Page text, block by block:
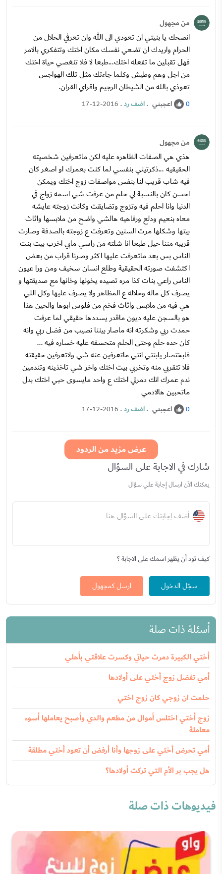
من مجهول
انصحك يا بنيتي ان تعودي الى الله وان تعرفي الحلال من
الحرام واريدك ان تضعي نفسك مكان اختك وتتفكري بالامر
فهل تقبلين ما تفعله اختك...طبعا لا فلا تنغصي حياة اختك
من اجل وهم وطيش وكلما جاءتك مثل تلك الهواجس
تعوذي بالله من الشيطان الرجيم واقراي القران.
0 اعجبني .اضف رد.
17-12-2016
من مجهول
هذي هي الصفات الظاهره عليه لكن ماتعرفين شخصيته
الحقيقيه ...ذكرتيني بنفسي لما كنت بعمرك او اصغر كان
فيه شاب قريب لنا بنفس مواصفات زوج اختك ويمكن
احسن كان بالنسبة لي حلم من عرفت شي اسمه زواج في
الدنيا وانا احلم فيه وتزوج وتضايقت وكانت زوجته عايشه
معاه بنعيم ودلع ورفاهيه هالشي واضح من ملابسها واثاث
بيتها وشكلها مرت السنين وتعرفت ع زوجته بالصدفة وصارت
قريبه مننا حيل طبعا انا شلته من راسي مابي اخرب بيت بنت
الناس بس بعد ماتعرفت عليها اكثر وصرنا قراب من بعض
اكتشفت صورته الحقيقية وطلع انسان سخيف ومن ورا عيون
الناس راعي بنات كذا مره تصيده يخونها وخانها مع صديقتها و
يصرف كل ماله وحلاله ع المظاهر ولا يصرف عليها وكل اللي
هي فيه من ملابس واثاث فخم من فلوس ابوها والحين هذا
هو بالسجن عليه ديون ماقدر يسددها حقيقي لما عرفت
حمدت ربي وشكرته انه ماصار بيننا نصيب من فضل ربي وانه
كان حده حلم وحتى الحلم متحسفه عليه خساره فيه ...
فابختصار يابنتي انتي ماتعرفين عنه شي ولاتعرفين حقيقته
فلا تتقربي منه وتخربي بيت اختك واخر شي تاخذينه وتندمين
ندم عمرك انك دمرتي اختك ع واحد مايسوى حبي اختك بدل
ماتحبين هالادمي
0 اعجبني .اضف رد.
17-12-2016
عرض مزيد من الردود
شارك في الاجابة على السؤال
يمكنك الآن ارسال إجابة علي سؤال
أضف إجابتك على السؤال هنا
كيف تود أن يظهر اسمك على الاجابة ؟
سجّل الدخول ارسل كمجهول
أسئلة ذات صلة
أختي الكبيرة دمرت حياتي وكسرت علاقتي بأهلي
أمي تفضل زوج أختي على أولادها
حلمت ان زوجي كان زوج اختي
زوج أختي اختلس أموال من مطعم والدي وأصبح يعاملها أسوء
معاملة
أمي تحرض أختي على زوجها وأنا أرفض أن تعود أختي مطلقة
هل يجب بر الأم التي تركت أولادها؟
فيديوهات ذات صلة